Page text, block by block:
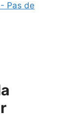
Pas de